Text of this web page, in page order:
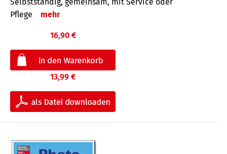
Selbstständig, gemeinsam, mit Service oder
Pflege
mehr
16,90 €
13,99 €